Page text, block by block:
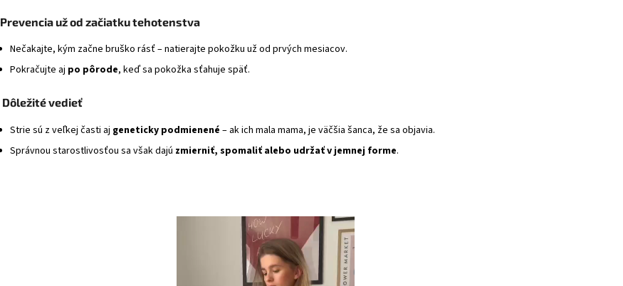
Prevencia už od začiatku tehotenstva
Nečakajte, kým začne bruško rásť – natierajte pokožku už od prvých mesiacov.
Pokračujte aj po pôrode, keď sa pokožka sťahuje späť.
Dôležité vedieť
Strie sú z veľkej časti aj geneticky podmienené – ak ich mala mama, je väčšia šanca, že sa objavia.
Správnou starostlivosťou sa však dajú zmierniť, spomaliť alebo udržať v jemnej forme.